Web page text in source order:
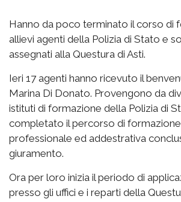
Hanno da poco terminato il corso di
allievi agenti della Polizia di Stato e
assegnati alla Questura di Asti.
Ieri 17 agenti hanno ricevuto il
Marina Di Donato. Provengono da
istituti di formazione della Polizia di
completato il percorso di
professionale ed addestrativa
giuramento.
Ora per loro inizia il periodo di
presso gli uffici e i reparti della